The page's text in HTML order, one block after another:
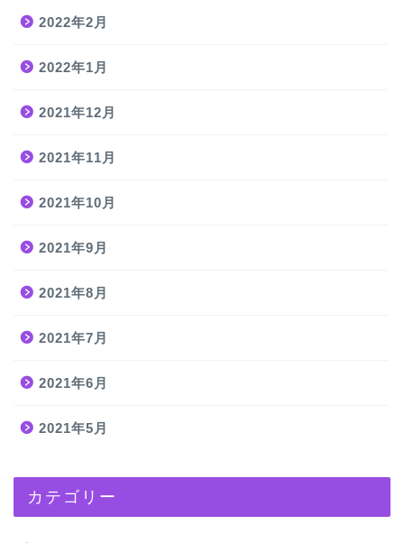
2022年2月
2022年1月
2021年12月
2021年11月
2021年10月
2021年9月
2021年8月
2021年7月
2021年6月
2021年5月
カテゴリー